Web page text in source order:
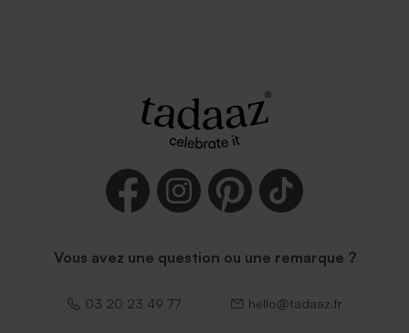
Vous avez une question ou une remarque ?
03 20 23 49 77 hello@tadaaz.fr